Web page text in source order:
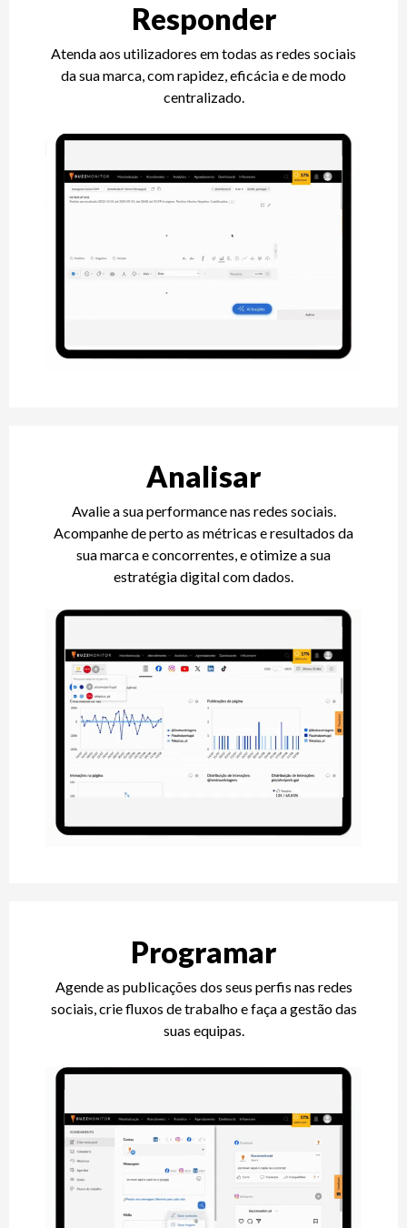
Responder
Atenda aos utilizadores em todas as redes sociais
da sua marca, com rapidez, eficácia e de modo
centralizado.
Analisar
Avalie a sua performance nas redes sociais.
Acompanhe de perto as métricas e resultados da
sua marca e concorrentes, e otimize a sua
estratégia digital com dados.
Programar
Agende as publicações dos seus perfis nas redes
sociais, crie fluxos de trabalho e faça a gestão das
suas equipas.